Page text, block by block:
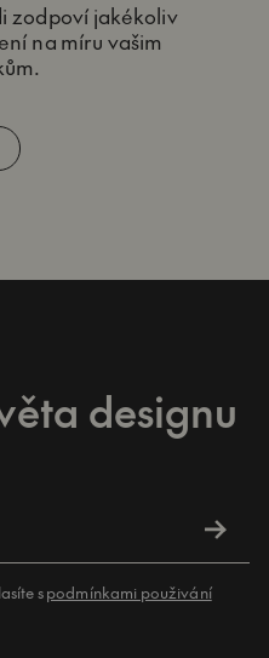
zodpoví jakékoliv
na míru vašim
designu
spodmínkami použivání